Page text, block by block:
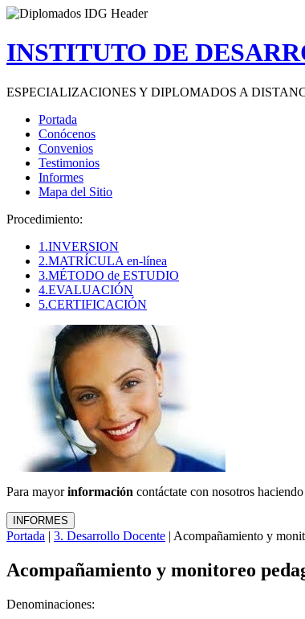
INSTITUTO DE
ESPECIALIZACIONES Y DIPLOMADOS A
Portada
Conócenos
Convenios
Testimonios
Informes
Mapa del Sitio
Procedimiento:
1.INVERSION
2.MATRÍCULA en-línea
3.MÉTODO de ESTUDIO
4.EVALUACIÓN
5.CERTIFICACIÓN
Para mayorinformación contáctate con nosotros
Portada | 3. Desarrollo Docente | Acompañamiento y
Acompañamiento y monitoreo
Denominaciones: